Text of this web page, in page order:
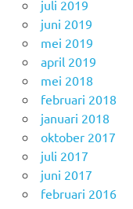
juli 2019
juni 2019
mei 2019
april 2019
mei 2018
februari 2018
januari 2018
oktober 2017
juli 2017
juni 2017
februari 2016